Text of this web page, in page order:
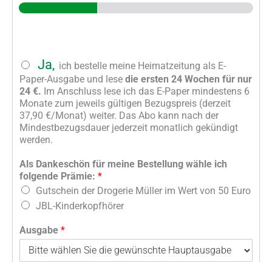
A
n
g
e
b
o
t
*
Ja, ich bestelle meine Heimatzeitung als E-
Paper-Ausgabe und lese die ersten 24 Wochen für nur
24 €. Im Anschluss lese ich das E-Paper mindestens 6
Monate zum jeweils gültigen Bezugspreis (derzeit
37,90 €/Monat) weiter. Das Abo kann nach der
Mindestbezugsdauer jederzeit monatlich gekündigt
werden.
Als Dankeschön für meine Bestellung wähle ich
folgende Prämie: *
Gutschein der Drogerie Müller im Wert von 50 Euro
JBL-Kinderkopfhörer
Ausgabe *